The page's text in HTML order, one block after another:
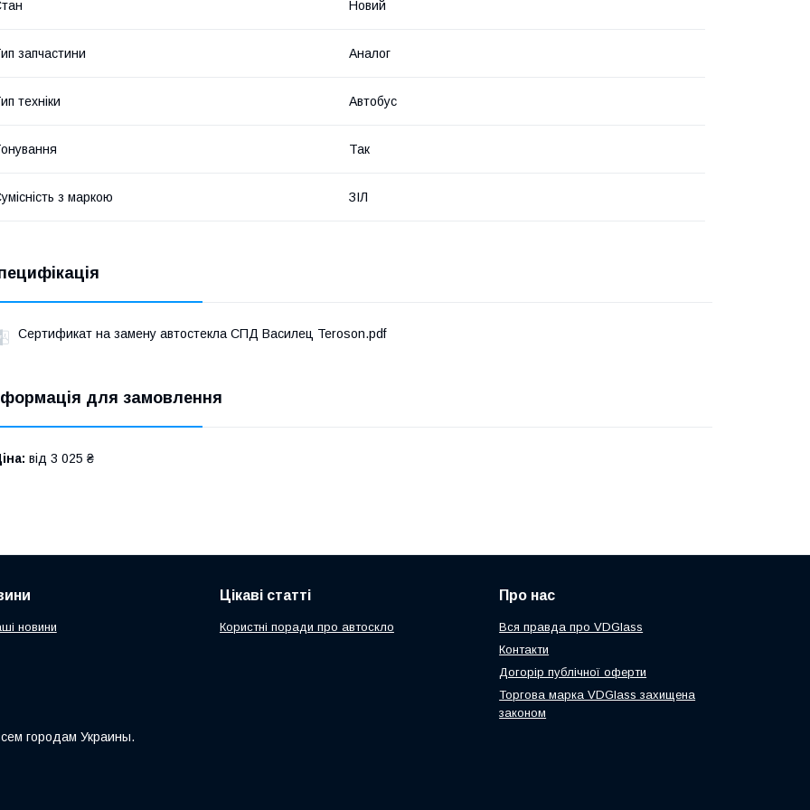
Новий
запчастини Аналог
техніки Автобус
Так
з маркою ЗІЛ
Сертификат на замену автостекла СПД Василец Teroson.pdf
для замовлення
від 3 025 ₴
новини
Цікаві статті
Користні поради про автоскло
Про нас
Вся правда про VDGlass
Контакти
Догорір публічної оферти
Торгова марка VDGlass захищена
законом
городам Украины.